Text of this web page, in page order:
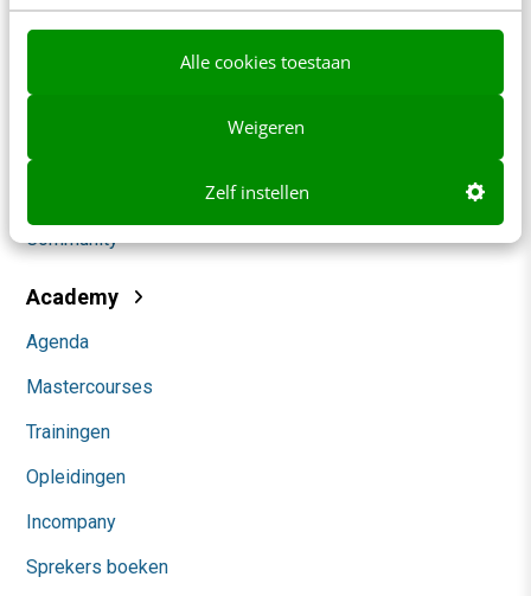
Alle cookies toestaan
Weigeren
Zelf instellen
Content & Communicatie
Marketing
Community
Academy
Agenda
Mastercourses
Trainingen
Opleidingen
Incompany
Sprekers boeken